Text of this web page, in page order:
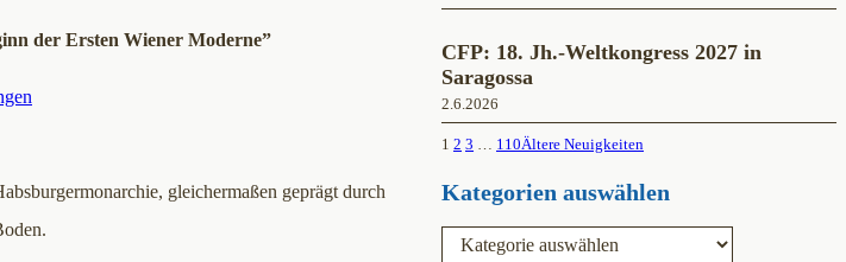
der Ersten Wiener Moderne”
gleichermaßen geprägt durch
CFP: 18. Jh.-Weltkongress 2027 in
Saragossa
2.6.2026
1 2 3 110Ältere Neuigkeiten
Kategorien auswählen